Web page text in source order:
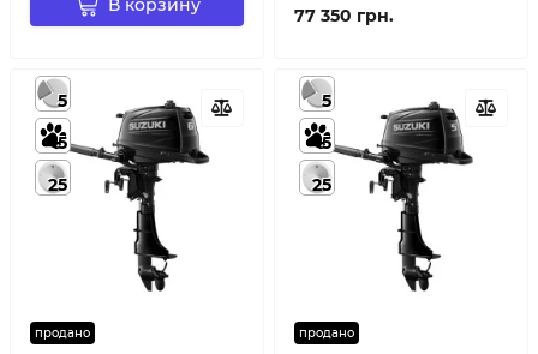
В корзину
77 350 грн.
продано
5
5
25
продано
5
5
25